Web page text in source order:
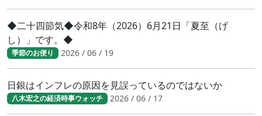
◆二十四節気◆令和8年（2026）6月21日「夏至（げ
し）」です。◆
季節のお便り 2026 / 06 / 19
日銀はインフレの原因を見誤っているのではないか
八木宏之の経済時事ウォッチ 2026 / 06 / 17